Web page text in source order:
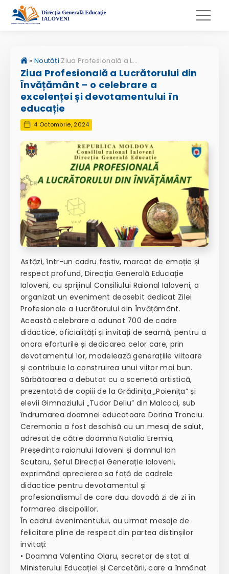
» Noutăți Ziua Profesională a Lucrătorului din Învățământ – o celebrare a excelenței și devotamentului în educație
Ziua Profesională a Lucrătorului din
Învățământ – o celebrare a
excelenței și devotamentului în
educație
4 Octombrie, 2024
Astăzi, într-un cadru festiv, marcat de emoție și
respect profund, Direcția Generală Educație
Ialoveni, cu sprijinul Consiliului Raional Ialoveni, a
organizat un eveniment deosebit dedicat Zilei
Profesionale a Lucrătorului din Învățământ.
Această celebrare a adunat 700 de cadre
didactice, oficialități și invitați de seamă, pentru a
onora eforturile și dedicarea celor care, prin
devotamentul lor, modelează generațiile viitoare
și contribuie la construirea unui viitor mai bun.
Sărbătoarea a debutat cu o scenetă artistică,
prezentată de copiii de la Grădinița „Poienița” și
elevii Gimnaziului „Tudor Deliu” din Malcoci, sub
îndrumarea doamnei educatoare Dorina Tronciu.
Ceremonia a fost deschisă cu un mesaj de salut,
adresat de către doamna Natalia Eremia,
Președinta raionului Ialoveni și domnul Ion
Scutaru, Șeful Direcției Generație Ialoveni,
exprimând aprecierea sa față de cadrele
didactice pentru devotamentul și
profesionalismul de care dau dovadă zi de zi în
formarea discipolilor.
În cadrul evenimentului, au urmat mesaje de
felicitare pline de respect din partea distinșilor
invitați:
• Doamna Valentina Olaru, secretar de stat al
Ministerului Educației și Cercetării, care a înmânat